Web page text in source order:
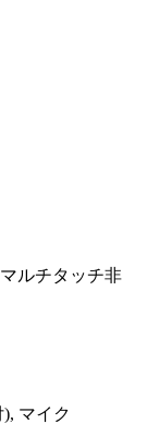
ルチタッチ非
マイク